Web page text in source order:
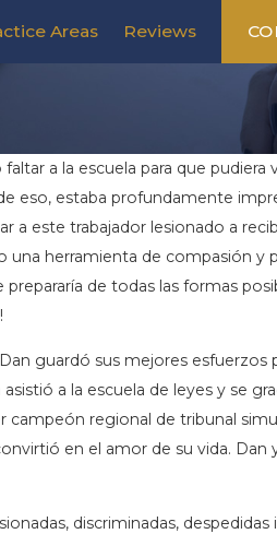
Areas Reviews
a la escuela para que pudiera
eso, estaba profundamente
a este trabajador lesionado a
una herramienta de compasión
de todas las formas
guardó sus mejores
a la escuela de leyes y se
regional de tribunal
en el amor de su vida. Dan
discriminadas,